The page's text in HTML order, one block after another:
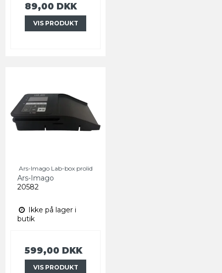
89,00 DKK
VIS PRODUKT
Ars-Imago Lab-box prolid
Ars-Imago
20582
Ikke på lager i
butik
599,00 DKK
VIS PRODUKT